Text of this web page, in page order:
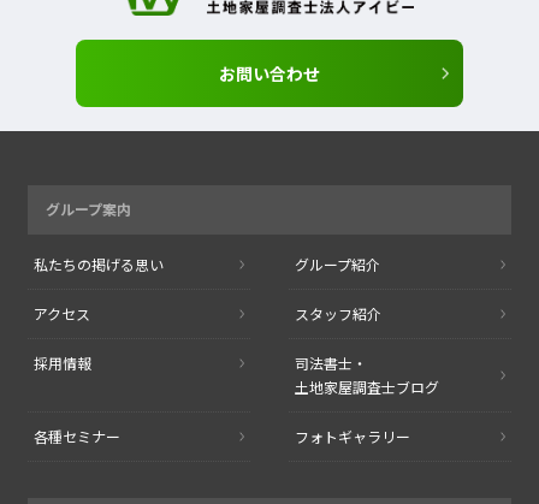
お問い合わせ
グループ案内
私たちの掲げる思い グループ紹介
アクセス スタッフ紹介
採用情報
司法書士・
土地家屋調査士ブログ
各種セミナー フォトギャラリー